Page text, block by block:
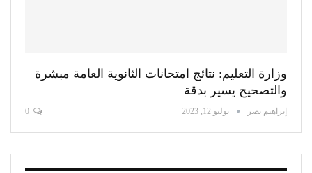
وزارة التعليم: نتائج امتحانات الثانوية العامة مبشرة
والتصحيح يسير بدقة
إبراهيم نصر يوليو 12, 2023